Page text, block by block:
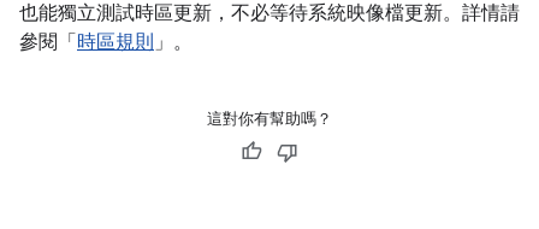
也能獨立測試時區更新，不必等待系統映像檔更新。詳情請
參閱「 時區規則 」。
這對你有幫助嗎？